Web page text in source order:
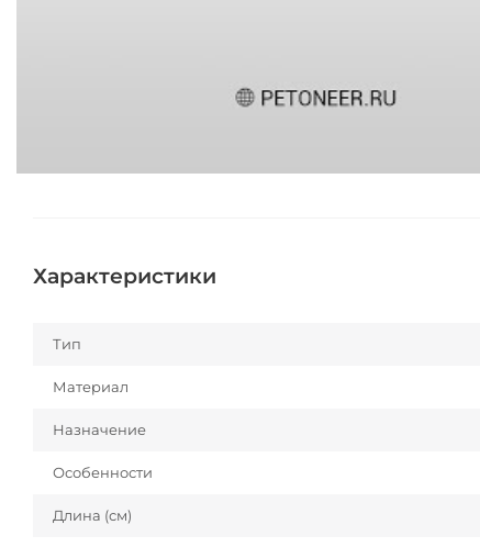
Характеристики
Тип
Материал
Назначение
Особенности
Длина (см)